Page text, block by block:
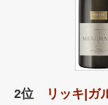
2位
リッキ|ガ